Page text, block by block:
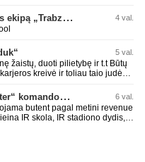
M. Salah oficialiai persikėlė į Turkijos ekipą „Trabzonspor“ 4 val.
5 val.
žaistų, duoti pilietybę ir t.t Būtų
kreivė ir toliau taio judės,
L. Messi gerokai pakėlė Majamio „Inter“ komandos vertę 6 val.
butent pagal metini revenue
IR skola, IR stadiono dydis,
200 pamineti cia yra visiskai
apie klubo vertes kelima, arba